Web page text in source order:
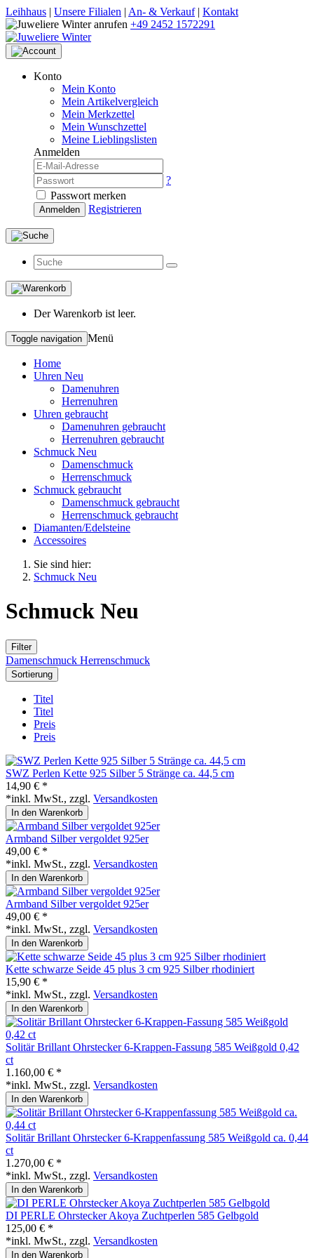
Leihhaus | Unsere Filialen | An- & Verkauf| Kontakt
+49 2452 1572291
Konto
Mein Konto
Mein Artikelvergleich
Mein Merkzettel
Mein Wunschzettel
Meine Lieblingslisten
Anmelden
?
Passwort merken
Anmelden Registrieren
Der Warenkorb ist leer.
Toggle navigation Menü
Home
Uhren Neu
Damenuhren
Herrenuhren
Uhren gebraucht
Damenuhren gebraucht
Herrenuhren gebraucht
Schmuck Neu
Damenschmuck
Herrenschmuck
Schmuck gebraucht
Damenschmuck gebraucht
Herrenschmuck gebraucht
Diamanten/Edelsteine
Accessoires
Sie sind hier:
Schmuck Neu
Schmuck Neu
Filter
Damenschmuck Herrenschmuck
Sortierung
Titel
Titel
Preis
Preis
SWZ Perlen Kette 925 Silber 5 Stränge ca. 44,5 cm
14,90 € *
*inkl. MwSt., zzgl. Versandkosten
In den Warenkorb
Armband Silber vergoldet 925er
49,00 € *
*inkl. MwSt., zzgl. Versandkosten
In den Warenkorb
Armband Silber vergoldet 925er
49,00 € *
*inkl. MwSt., zzgl. Versandkosten
In den Warenkorb
Kette schwarze Seide 45 plus 3 cm 925 Silber rhodiniert
15,90 € *
*inkl. MwSt., zzgl. Versandkosten
In den Warenkorb
Solitär Brillant Ohrstecker 6-Krappen-Fassung 585 Weißgold 0,42
ct
1.160,00 € *
*inkl. MwSt., zzgl. Versandkosten
In den Warenkorb
Solitär Brillant Ohrstecker 6-Krappenfassung 585 Weißgold ca. 0,44
ct
1.270,00 € *
*inkl. MwSt., zzgl. Versandkosten
In den Warenkorb
DI PERLE Ohrstecker Akoya Zuchtperlen 585 Gelbgold
125,00 € *
*inkl. MwSt., zzgl. Versandkosten
In den Warenkorb